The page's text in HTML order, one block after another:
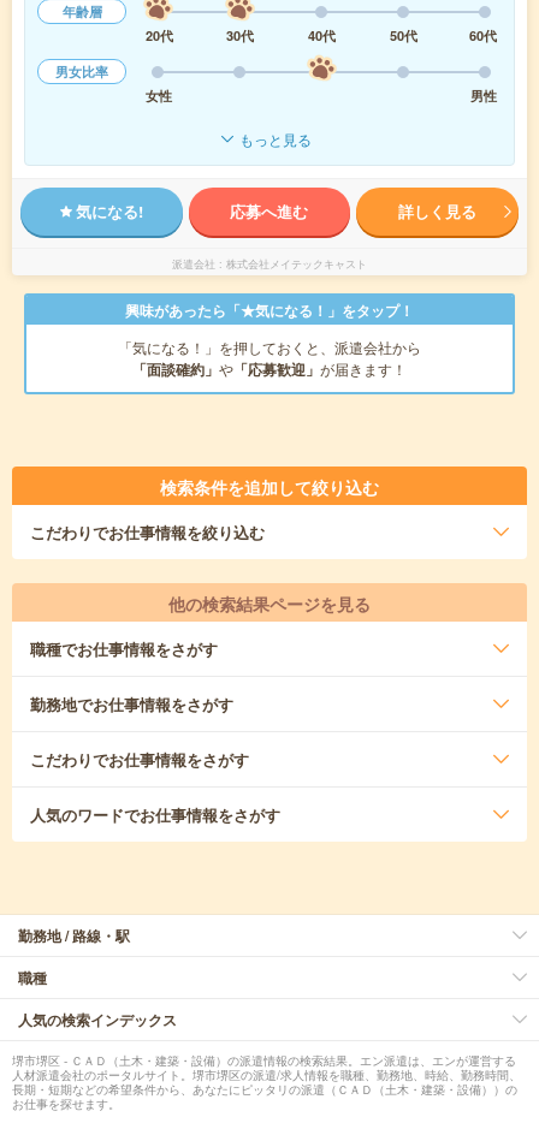
年齢層
20代
30代 40代 50代
60代
男女比率
女性
男性
もっと見る
気になる! 応募へ進む 詳しく見る
派遣会社 株式会社メイテックキャスト
興味があったら「★気になる！」をタップ！
「気になる！」を押しておくと、派遣会社から
「面談確約」 や 「応募歓迎」 が届きます！
検索条件を追加して絞り込む
こだわりでお仕事情報を絞り込む
他の検索結果ページを見る
職種でお仕事情報をさがす
勤務地でお仕事情報をさがす
こだわりでお仕事情報をさがす
人気のワードでお仕事情報をさがす
勤務地 / 路線・駅
職種
人気の検索インデックス
堺市堺区 - ＣＡＤ（土木・建築・設備）の派遣情報の検索結果。エン派遣は、エンが運営する
人材派遣会社のポータルサイト。堺市堺区の派遣/求人情報を職種、勤務地、時給、勤務時間、
長期・短期などの希望条件から、あなたにピッタリの派遣（ＣＡＤ（土木・建築・設備））の
お仕事を探せます。